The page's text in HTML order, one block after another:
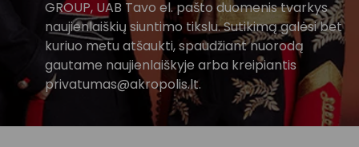
GROUP, UAB Tavo el. pašto duomenis tvarkys
naujienlaiškių siuntimo tikslu. Sutikimą galėsi bet
kuriuo metu atšaukti, spaudžiant nuorodą
gautame naujienlaiškyje arba kreipiantis
privatumas@akropolis.lt.